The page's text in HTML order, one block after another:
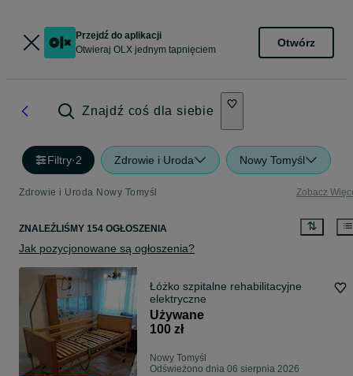
Przejdź do aplikacji
Otwieraj OLX jednym tapnięciem
Otwórz
Znajdź coś dla siebie
Filtry·2 Zdrowie i Uroda Nowy Tomyśl
Zdrowie i Uroda Nowy Tomyśl Zobacz
ZNALEŹLIŚMY 154 OGŁOSZENIA
Jak pozycjonowane są ogłoszenia?
Łóżko szpitalne rehabilitacyjne
elektryczne
Używane
100 zł
Nowy Tomyśl
Odświeżono dnia 06 sierpnia 2026